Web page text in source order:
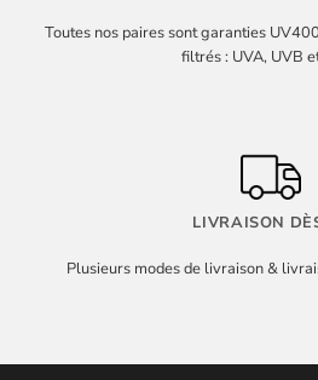
Toutes nos paires sont garanties
filtrés : UVA, UVB
LIVRAISON
Plusieurs modes de livraison &